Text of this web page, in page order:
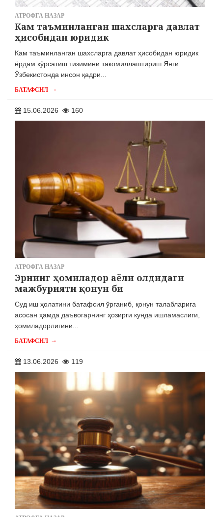
АТРОФГА НАЗАР
Кам таъминланган шахсларга давлат
ҳисобидан юридик
Кам таъминланган шахсларга давлат ҳисобидан юридик
ёрдам кўрсатиш тизимини такомиллаштириш Янги
Ўзбекистонда инсон қадри...
БАТАФСИЛ →
15.06.2026 160
АТРОФГА НАЗАР
Эрнинг ҳомиладор аёли олдидаги
мажбурияти қонун би
Суд иш ҳолатини батафсил ўрганиб, қонун талабларига
асосан ҳамда даъвогарнинг ҳозирги кунда ишламаслиги,
ҳомиладорлигини...
БАТАФСИЛ →
13.06.2026 119